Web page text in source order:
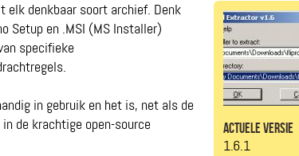
denkbaar soort archief. Denk
Setup en .MSI (MS Installer)
specifieke
in gebruik en het is, net als de
de krachtige open-source
actuele versie
1.6.1